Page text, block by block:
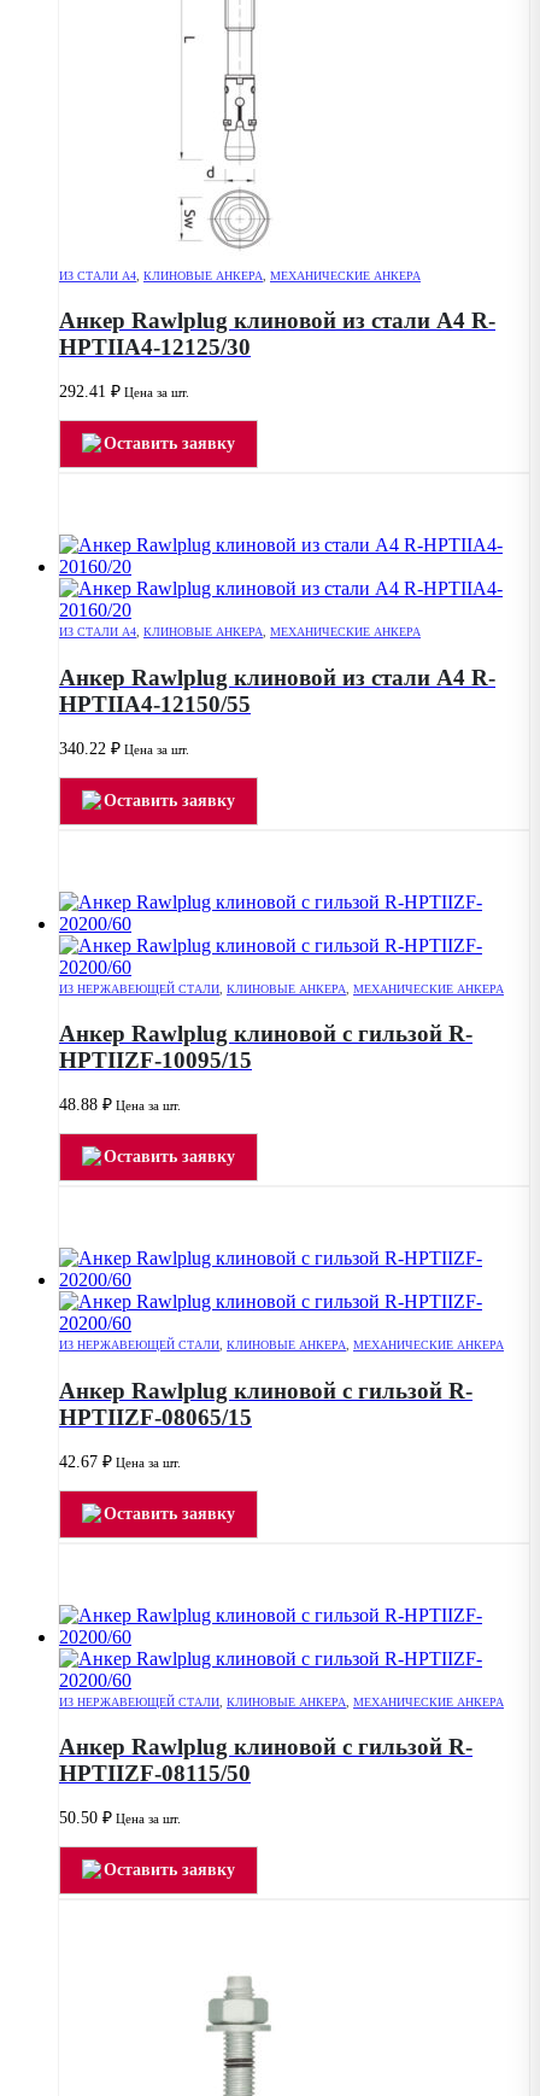
ИЗ СТАЛИ А4 КЛИНОВЫЕ АНКЕРА МЕХАНИЧЕСКИЕ АНКЕРА
Анкер Rawlplug клиновой из стали А4 R-
HPTIIA4-12125/30
292.41 ₽ Цена за шт.
Оставить заявку
ИЗ СТАЛИ А4, КЛИНОВЫЕ АНКЕРА, МЕХАНИЧЕСКИЕ АНКЕРА
Анкер Rawlplug клиновой из стали А4 R-
HPTIIA4-12150/55
340.22 ₽ Цена за шт.
Оставить заявку
ИЗ НЕРЖАВЕЮЩЕЙ СТАЛИ КЛИНОВЫЕ АНКЕРА МЕХАНИЧЕСКИЕ АНКЕРА
Анкер Rawlplug клиновой с гильзой R-
HPTIIZF-10095/15
48.88 ₽ Цена за шт.
Оставить заявку
ИЗ НЕРЖАВЕЮЩЕЙ СТАЛИ КЛИНОВЫЕ АНКЕРА МЕХАНИЧЕСКИЕ АНКЕРА
Анкер Rawlplug клиновой с гильзой R-
HPTIIZF-08065/15
42.67 ₽ Цена за шт.
Оставить заявку
ИЗ НЕРЖАВЕЮЩЕЙ СТАЛИ КЛИНОВЫЕ АНКЕРА МЕХАНИЧЕСКИЕ АНКЕРА
Анкер Rawlplug клиновой с гильзой R-
HPTIIZF-08115/50
50.50 ₽ Цена за шт.
Оставить заявку